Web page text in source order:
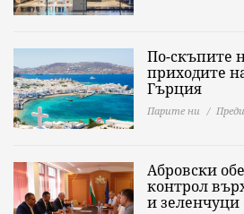
По-скъпите
приходите
Гърция
Парите ни
Абровски
контрол
и зеленчуци